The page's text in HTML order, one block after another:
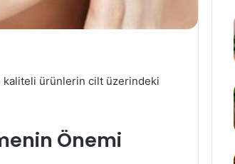
kaliteli ürünlerin cilt üzerindeki
Önemi